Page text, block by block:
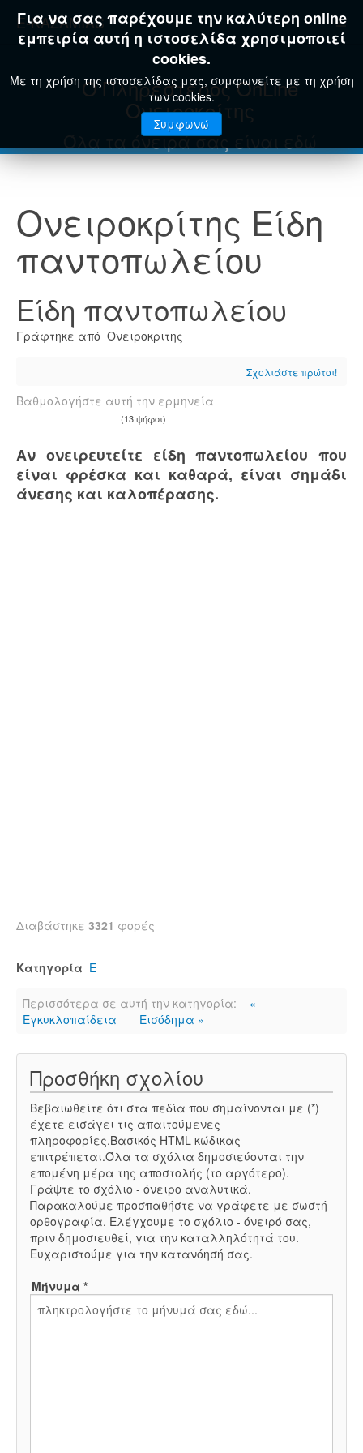
E-KAZAMIAS
Για να σας παρέχουμε την καλύτερη online
εμπειρία αυτή η ιστοσελίδα χρησιμοποιεί
cookies.
Με τη χρήση της ιστοσελίδας μας, συμφωνείτε με τη χρήση
των cookies.
Συμφωνώ
Ο Πληρέστερος OnLine
Ονειροκρίτης
Όλα τα όνειρά σας είναι εδώ
Ονειροκρίτης Είδη
παντοπωλείου
Είδη παντοπωλείου
Γράφτηκε από Ονειροκριτης
Σχολιάστε πρώτοι!
Βαθμολογήστε αυτή την ερμηνεία
(13 ψήφοι)
Aν ονειρευτείτε είδη παντοπωλείου που
είναι φρέσκα και καθαρά, είναι σημάδι
άνεσης και καλοπέρασης.
Διαβάστηκε 3321 φορές
Κατηγορία Ε
Περισσότερα σε αυτή την κατηγορία:
«
Εγκυκλοπαίδεια
Εισόδημα »
Προσθήκη σχολίου
Βεβαιωθείτε ότι στα πεδία που σημαίνονται με (*)
έχετε εισάγει τις απαιτούμενες
πληροφορίες.Βασικός HTML κώδικας
επιτρέπεται.Όλα τα σχόλια δημοσιεύονται την
επομένη μέρα της αποστολής (το αργότερο).
Γράψτε το σχόλιο - όνειρο αναλυτικά.
Παρακαλούμε προσπαθήστε να γράφετε με σωστή
ορθογραφία. Ελέγχουμε το σχόλιο - όνειρό σας,
πριν δημοσιευθεί, για την καταλληλότητά του.
Ευχαριστούμε για την κατανόησή σας.
Μήνυμα *